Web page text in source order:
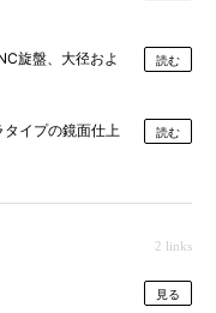
旋盤、大径およ
読む
イプの鏡面仕上
読む
2 links
見る